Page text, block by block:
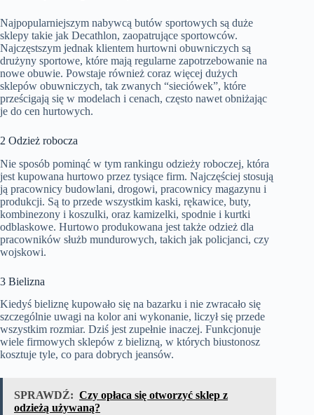
Najpopularniejszym nabywcą butów sportowych są duże
sklepy takie jak Decathlon, zaopatrujące sportowców.
Najczęstszym jednak klientem hurtowni obuwniczych są
drużyny sportowe, które mają regularne zapotrzebowanie na
nowe obuwie. Powstaje również coraz więcej dużych
sklepów obuwniczych, tak zwanych “sieciówek”, które
prześcigają się w modelach i cenach, często nawet obniżając
je do cen hurtowych.
2 Odzież robocza
Nie sposób pominąć w tym rankingu odzieży roboczej, która
jest kupowana hurtowo przez tysiące firm. Najczęściej stosują
ją pracownicy budowlani, drogowi, pracownicy magazynu i
produkcji. Są to przede wszystkim kaski, rękawice, buty,
kombinezony i koszulki, oraz kamizelki, spodnie i kurtki
odblaskowe. Hurtowo produkowana jest także odzież dla
pracowników służb mundurowych, takich jak policjanci, czy
wojskowi.
3 Bielizna
Kiedyś bieliznę kupowało się na bazarku i nie zwracało się
szczególnie uwagi na kolor ani wykonanie, liczył się przede
wszystkim rozmiar. Dziś jest zupełnie inaczej. Funkcjonuje
wiele firmowych sklepów z bielizną, w których biustonosz
kosztuje tyle, co para dobrych jeansów.
SPRAWDŹ: Czy opłaca się otworzyć sklep z
odzieżą używaną?